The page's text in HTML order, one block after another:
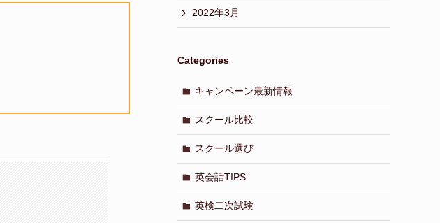
2022年3月
Categories
キャンペーン最新情報
スクール比較
スクール選び
英会話TIPS
英検二次試験